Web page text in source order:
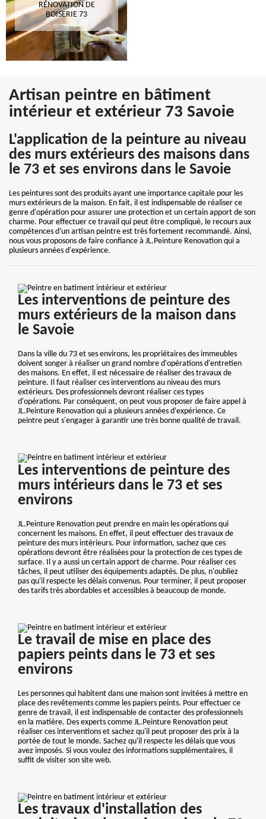
RÉNOVATION DE
BOISERIE 73
Artisan peintre en bâtiment
intérieur et extérieur 73 Savoie
L'application de la peinture au niveau
des murs extérieurs des maisons dans
le 73 et ses environs dans le Savoie
Les peintures sont des produits ayant une importance capitale pour les
murs extérieurs de la maison. En fait, il est indispensable de réaliser ce
genre d'opération pour assurer une protection et un certain apport de son
charme. Pour effectuer ce travail qui peut être compliqué, le recours aux
compétences d'un artisan peintre est très fortement recommandé. Ainsi,
nous vous proposons de faire confiance à JL.Peinture Renovation qui a
plusieurs années d'expérience.
Les interventions de peinture des
murs extérieurs de la maison dans
le Savoie
Dans la ville du 73 et ses environs, les propriétaires des immeubles
doivent songer à réaliser un grand nombre d'opérations d'entretien
des maisons. En effet, il est nécessaire de réaliser des travaux de
peinture. Il faut réaliser ces interventions au niveau des murs
extérieurs. Des professionnels devront réaliser ces types
d'opérations. Par conséquent, on peut vous proposer de faire appel à
JL.Peinture Renovation qui a plusieurs années d'expérience. Ce
peintre peut s'engager à garantir une très bonne qualité de travail.
Les interventions de peinture des
murs intérieurs dans le 73 et ses
environs
JL.Peinture Renovation peut prendre en main les opérations qui
concernent les maisons. En effet, il peut effectuer des travaux de
peinture des murs intérieurs. Pour information, sachez que ces
opérations devront être réalisées pour la protection de ces types de
surface. Il y a aussi un certain apport de charme. Pour réaliser ces
tâches, il peut utiliser des équipements adaptés. De plus, n'oubliez
pas qu'il respecte les délais convenus. Pour terminer, il peut proposer
des tarifs très abordables et accessibles à beaucoup de monde.
Le travail de mise en place des
papiers peints dans le 73 et ses
environs
Les personnes qui habitent dans une maison sont invitées à mettre en
place des revêtements comme les papiers peints. Pour effectuer ce
genre de travail, il est indispensable de contacter des professionnels
en la matière. Des experts comme JL.Peinture Renovation peut
réaliser ces interventions et sachez qu'il peut proposer des prix à la
portée de tout le monde. Sachez qu'il respecte les délais que vous
avez imposés. Si vous voulez des informations supplémentaires, il
suffit de visiter son site web.
Les travaux d'installation des